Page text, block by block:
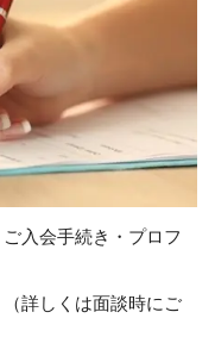
入会手続き・プロフ
詳しくは面談時にご